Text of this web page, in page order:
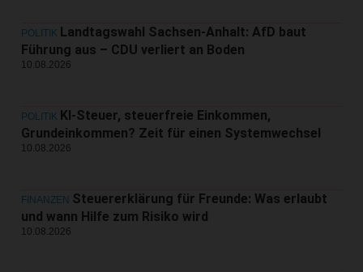
POLITIK Landtagswahl Sachsen-Anhalt: AfD baut
Führung aus – CDU verliert an Boden
10.08.2026
POLITIK KI-Steuer, steuerfreie Einkommen,
Grundeinkommen? Zeit für einen Systemwechsel
10.08.2026
FINANZEN Steuererklärung für Freunde: Was erlaubt
und wann Hilfe zum Risiko wird
10.08.2026